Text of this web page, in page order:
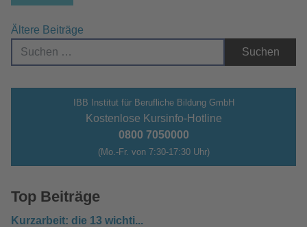
Beitragsnavigation
Ältere Beiträge
Suche nach:
IBB Institut für Berufliche Bildung GmbH
Kostenlose Kursinfo-Hotline
0800 7050000
(Mo.-Fr. von 7:30-17:30 Uhr)
Top Beiträge
Kurzarbeit: die 13 wichti...